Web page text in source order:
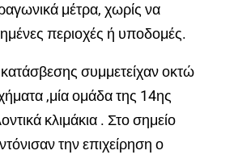
μέτρα, χωρίς να
περιοχές ή υποδομές.
κατάσβεσης συμμετείχαν οκτώ
,μία ομάδα της 14ης
κλιμάκια . Στο σημείο
την επιχείρηση ο